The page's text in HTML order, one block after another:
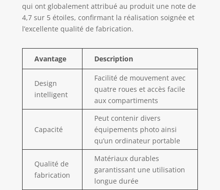
qui ont globalement attribué au produit une note de
4,7 sur 5 étoiles, confirmant la réalisation soignée et
l’excellente qualité de fabrication.
Avantage Description
Design
intelligent
Facilité de mouvement avec
quatre roues et accès facile
aux compartiments
Capacité
Peut contenir divers
équipements photo ainsi
qu’un ordinateur portable
Qualité de
fabrication
Matériaux durables
garantissant une utilisation
longue durée